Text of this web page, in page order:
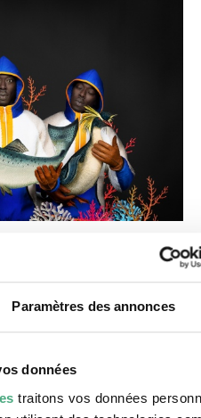
Paramètres des annonces
données
traitons vos données
de 2021,
pour l’Afrique et